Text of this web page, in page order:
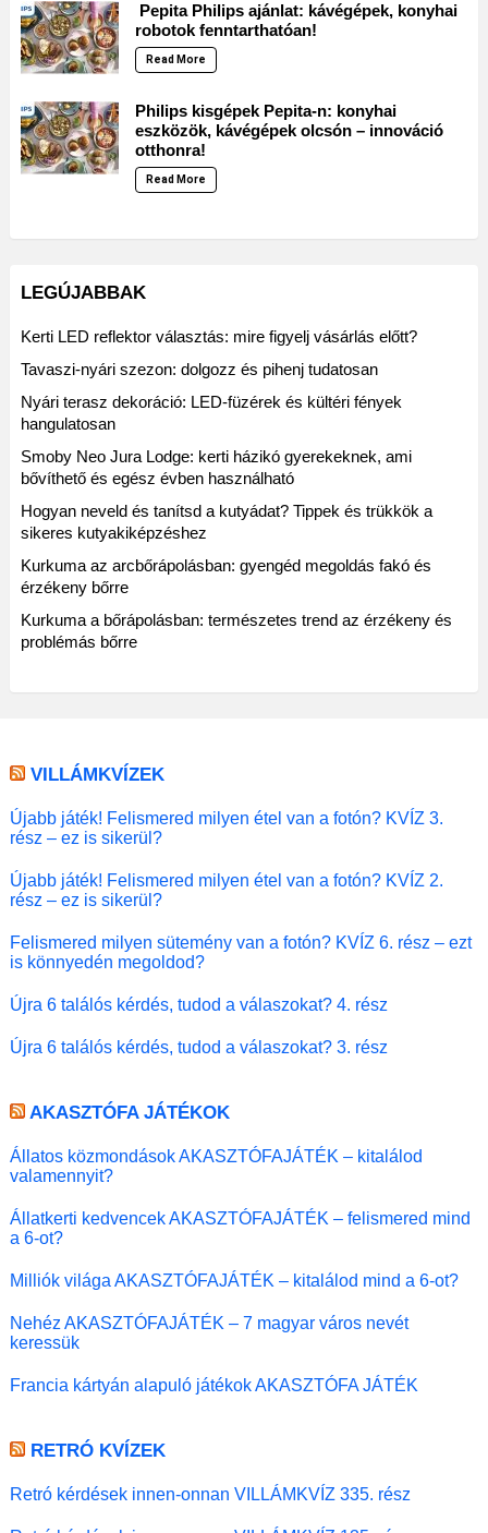
Pepita Philips ajánlat: kávégépek, konyhai
robotok fenntarthatóan!
Read More
Philips kisgépek Pepita-n: konyhai
eszközök, kávégépek olcsón – innováció
otthonra!
Read More
LEGÚJABBAK
Kerti LED reflektor választás: mire figyelj vásárlás előtt?
Tavaszi-nyári szezon: dolgozz és pihenj tudatosan
Nyári terasz dekoráció: LED-füzérek és kültéri fények
hangulatosan
Smoby Neo Jura Lodge: kerti házikó gyerekeknek, ami
bővíthető és egész évben használható
Hogyan neveld és tanítsd a kutyádat? Tippek és trükkök a
sikeres kutyakiképzéshez
Kurkuma az arcbőrápolásban: gyengéd megoldás fakó és
érzékeny bőrre
Kurkuma a bőrápolásban: természetes trend az érzékeny és
problémás bőrre
VILLÁMKVÍZEK
Újabb játék! Felismered milyen étel van a fotón? KVÍZ 3.
rész – ez is sikerül?
Újabb játék! Felismered milyen étel van a fotón? KVÍZ 2.
rész – ez is sikerül?
Felismered milyen sütemény van a fotón? KVÍZ 6. rész – ezt
is könnyedén megoldod?
Újra 6 találós kérdés, tudod a válaszokat? 4. rész
Újra 6 találós kérdés, tudod a válaszokat? 3. rész
AKASZTÓFA JÁTÉKOK
Állatos közmondások AKASZTÓFAJÁTÉK – kitalálod
valamennyit?
Állatkerti kedvencek AKASZTÓFAJÁTÉK – felismered mind
a 6-ot?
Milliók világa AKASZTÓFAJÁTÉK – kitalálod mind a 6-ot?
Nehéz AKASZTÓFAJÁTÉK – 7 magyar város nevét
keressük
Francia kártyán alapuló játékok AKASZTÓFA JÁTÉK
RETRÓ KVÍZEK
Retró kérdések innen-onnan VILLÁMKVÍZ 335. rész